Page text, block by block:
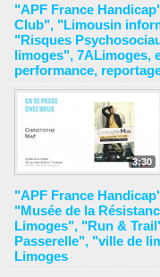
"APF France
Club", "Limousin
"Risques
limoges", 7ALimoges,
performance,
3:30
"APF France
"Musée de la
Limoges", "Run &
Passerelle", "ville de
Limoges